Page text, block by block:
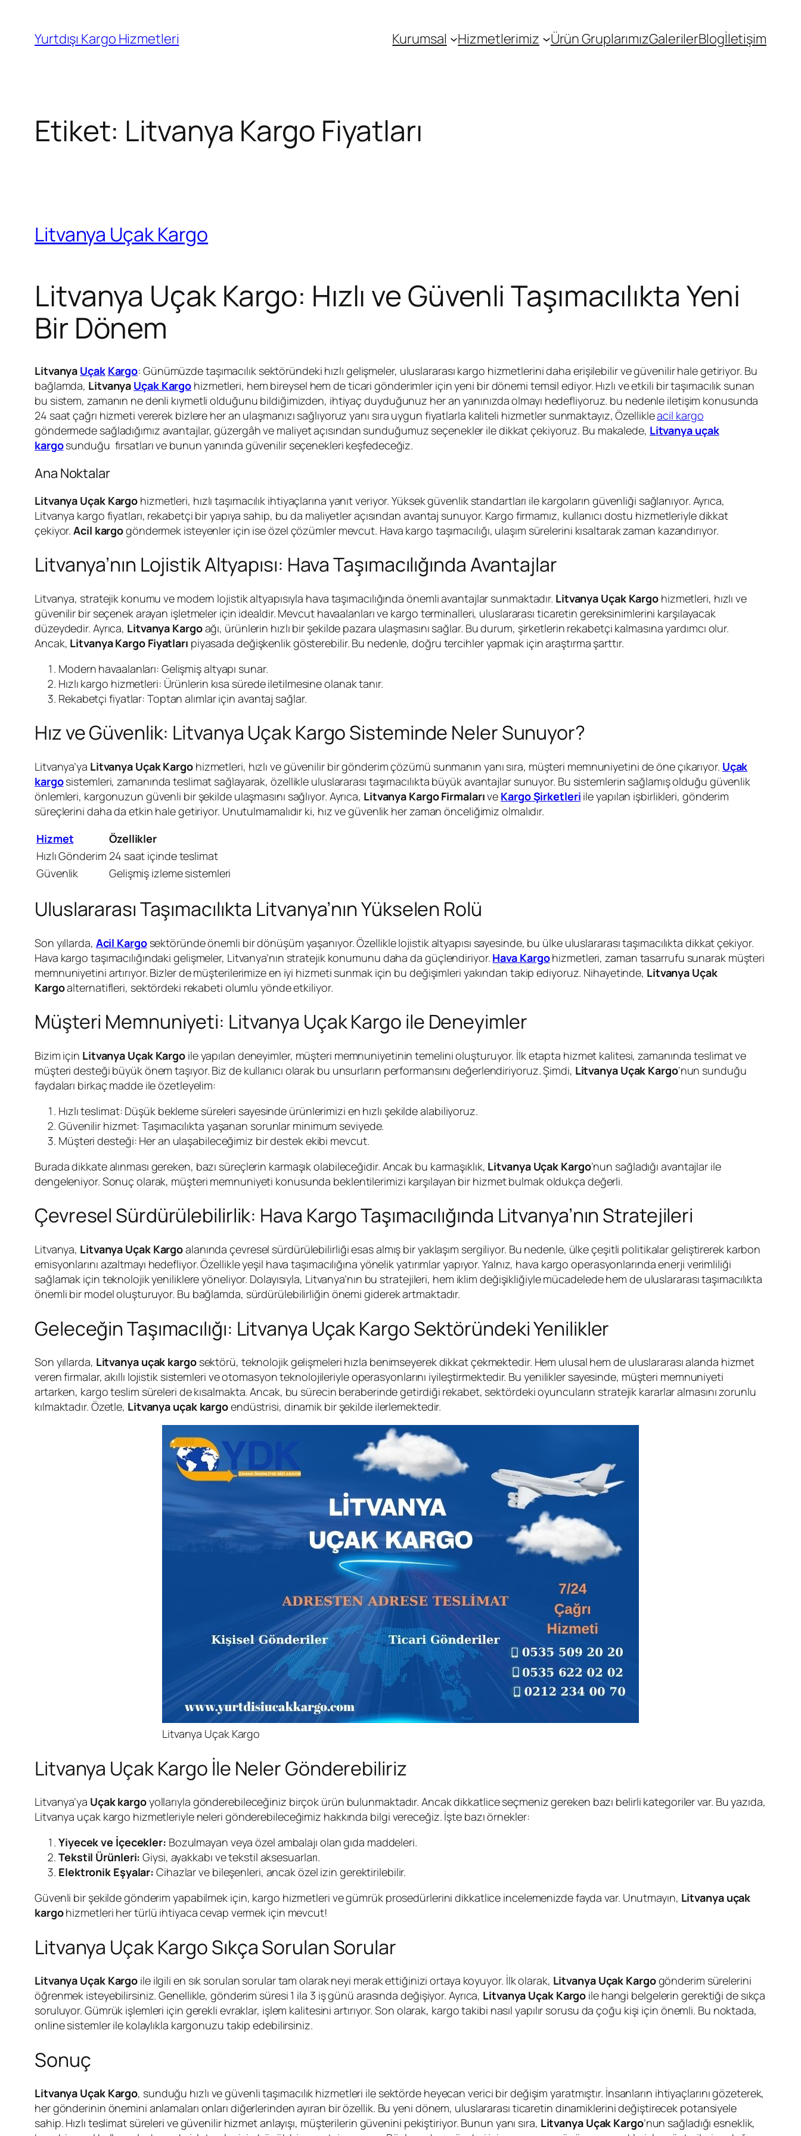
Yurtdışı Kargo Hizmetleri Kurumsal Hizmetlerimiz Ürün GruplarımızGalerilerBlogİletişim
Etiket: Litvanya Kargo Fiyatları
Litvanya Uçak Kargo
Litvanya Uçak Kargo: Hızlı ve Güvenli Taşımacılıkta Yeni
Bir Dönem
Litvanya Uçak Kargo: Günümüzde taşımacılık sektöründeki hızlı gelişmeler, uluslararası kargo hizmetlerini daha erişilebilir ve güvenilir hale getiriyor. Bu
bağlamda, Litvanya Uçak Kargo hizmetleri, hem bireysel hem de ticari gönderimler için yeni bir dönemi temsil ediyor. Hızlı ve etkili bir taşımacılık sunan
bu sistem, zamanın ne denli kıymetli olduğunu bildiğimizden, ihtiyaç duyduğunuz her an yanınızda olmayı hedefliyoruz. bu nedenle iletişim konusunda
24 saat çağrı hizmeti vererek bizlere her an ulaşmanızı sağlıyoruz yanı sıra uygun fiyatlarla kaliteli hizmetler sunmaktayız, Özellikleacil kargo
göndermede sağladığımız avantajlar, güzergâh ve maliyet açısından sunduğumuz seçenekler ile dikkat çekiyoruz. Bu makalede, Litvanya uçak
kargosunduğu fırsatları ve bunun yanında güvenilir seçenekleri keşfedeceğiz.
Ana Noktalar
Litvanya Uçak Kargo hizmetleri, hızlı taşımacılık ihtiyaçlarına yanıt veriyor. Yüksek güvenlik standartları ile kargoların güvenliği sağlanıyor. Ayrıca,
Litvanya kargo fiyatları, rekabetçi bir yapıya sahip, bu da maliyetler açısından avantaj sunuyor. Kargo firmamız, kullanıcı dostu hizmetleriyle dikkat
çekiyor.Acil kargogöndermek isteyenler için ise özel çözümler mevcut. Hava kargo taşımacılığı, ulaşım sürelerini kısaltarak zaman kazandırıyor.
Litvanya’nın Lojistik Altyapısı: Hava Taşımacılığında Avantajlar
Litvanya, stratejik konumu ve modern lojistik altyapısıyla hava taşımacılığında önemli avantajlar sunmaktadır. Litvanya Uçak Kargo hizmetleri, hızlı ve
güvenilir bir seçenek arayan işletmeler için idealdir. Mevcut havaalanları ve kargo terminalleri, uluslararası ticaretin gereksinimlerini karşılayacak
düzeydedir. Ayrıca, Litvanya Kargoağı, ürünlerin hızlı bir şekilde pazara ulaşmasını sağlar. Bu durum, şirketlerin rekabetçi kalmasına yardımcı olur.
Ancak, Litvanya Kargo Fiyatları piyasada değişkenlik gösterebilir. Bu nedenle, doğru tercihler yapmak için araştırma şarttır.
Modern havaalanları: Gelişmiş altyapı sunar.
Hızlı kargo hizmetleri: Ürünlerin kısa sürede iletilmesine olanak tanır.
Rekabetçi fiyatlar: Toptan alımlar için avantaj sağlar.
Hız ve Güvenlik: Litvanya Uçak Kargo Sisteminde Neler Sunuyor?
Litvanya’ya Litvanya Uçak Kargohizmetleri, hızlı ve güvenilir bir gönderim çözümü sunmanın yanı sıra, müşteri memnuniyetini de öne çıkarıyor. Uçak
kargosistemleri, zamanında teslimat sağlayarak, özellikle uluslararası taşımacılıkta büyük avantajlar sunuyor. Bu sistemlerin sağlamış olduğu güvenlik
önlemleri, kargonuzun güvenli bir şekilde ulaşmasını sağlıyor. Ayrıca, Litvanya Kargo Firmalarıve Kargo Şirketleri ile yapılan işbirlikleri, gönderim
süreçlerini daha da etkin hale getiriyor. Unutulmamalıdır ki, hız ve güvenlik her zaman önceliğimiz olmalıdır.
Hizmet
Özellikler
Hızlı Gönderim 24 saat içinde teslimat
Güvenlik
Gelişmiş izleme sistemleri
Uluslararası Taşımacılıkta Litvanya’nın Yükselen Rolü
Son yıllarda, Acil Kargosektöründe önemli bir dönüşüm yaşanıyor. Özellikle lojistik altyapısı sayesinde, bu ülke uluslararası taşımacılıkta dikkat çekiyor.
Hava kargo taşımacılığındaki gelişmeler, Litvanya’nın stratejik konumunu daha da güçlendiriyor. Hava Kargohizmetleri, zaman tasarrufu sunarak müşteri
memnuniyetini artırıyor. Bizler de müşterilerimize en iyi hizmeti sunmak için bu değişimleri yakından takip ediyoruz. Nihayetinde, Litvanya Uçak
Kargoalternatifleri, sektördeki rekabeti olumlu yönde etkiliyor.
Müşteri Memnuniyeti: Litvanya Uçak Kargo ile Deneyimler
Bizim için Litvanya Uçak Kargo ile yapılan deneyimler, müşteri memnuniyetinin temelini oluşturuyor. İlk etapta hizmet kalitesi, zamanında teslimat ve
müşteri desteği büyük önem taşıyor. Biz de kullanıcı olarak bu unsurların performansını değerlendiriyoruz. Şimdi, Litvanya Uçak Kargo‘nun sunduğu
faydaları birkaç madde ile özetleyelim:
Hızlı teslimat: Düşük bekleme süreleri sayesinde ürünlerimizi en hızlı şekilde alabiliyoruz.
Güvenilir hizmet: Taşımacılıkta yaşanan sorunlar minimum seviyede.
Müşteri desteği: Her an ulaşabileceğimiz bir destek ekibi mevcut.
Burada dikkate alınması gereken, bazı süreçlerin karmaşık olabileceğidir. Ancak bu karmaşıklık, Litvanya Uçak Kargo‘nun sağladığı avantajlar ile
dengeleniyor. Sonuç olarak, müşteri memnuniyeti konusunda beklentilerimizi karşılayan bir hizmet bulmak oldukça değerli.
Çevresel Sürdürülebilirlik: Hava Kargo Taşımacılığında Litvanya’nın Stratejileri
Litvanya, Litvanya Uçak Kargoalanında çevresel sürdürülebilirliği esas almış bir yaklaşım sergiliyor. Bu nedenle, ülke çeşitli politikalar geliştirerek karbon
emisyonlarını azaltmayı hedefliyor. Özellikle yeşil hava taşımacılığına yönelik yatırımlar yapıyor. Yalnız, hava kargo operasyonlarında enerji verimliliği
sağlamak için teknolojik yeniliklere yöneliyor. Dolayısıyla, Litvanya’nın bu stratejileri, hem iklim değişikliğiyle mücadelede hem de uluslararası taşımacılıkta
önemli bir model oluşturuyor. Bu bağlamda, sürdürülebilirliğin önemi giderek artmaktadır.
Geleceğin Taşımacılığı: Litvanya Uçak Kargo Sektöründeki Yenilikler
Son yıllarda, Litvanya uçak kargosektörü, teknolojik gelişmeleri hızla benimseyerek dikkat çekmektedir. Hem ulusal hem de uluslararası alanda hizmet
veren firmalar, akıllı lojistik sistemleri ve otomasyon teknolojileriyle operasyonlarını iyileştirmektedir. Bu yenilikler sayesinde, müşteri memnuniyeti
artarken, kargo teslim süreleri de kısalmakta. Ancak, bu sürecin beraberinde getirdiği rekabet, sektördeki oyuncuların stratejik kararlar almasını zorunlu
kılmaktadır. Özetle, Litvanya uçak kargoendüstrisi, dinamik bir şekilde ilerlemektedir.
Litvanya Uçak Kargo
Litvanya Uçak Kargo İle Neler Gönderebiliriz
Litvanya’ya Uçakkargoyollarıyla gönderebileceğiniz birçok ürün bulunmaktadır. Ancak dikkatlice seçmeniz gereken bazı belirli kategoriler var. Bu yazıda,
Litvanya uçak kargo hizmetleriyle neleri gönderebileceğimiz hakkında bilgi vereceğiz. İşte bazı örnekler:
Yiyecek ve İçecekler: Bozulmayan veya özel ambalajı olan gıda maddeleri.
Tekstil Ürünleri: Giysi, ayakkabı ve tekstil aksesuarları.
Elektronik Eşyalar: Cihazlar ve bileşenleri, ancak özel izin gerektirilebilir.
Güvenli bir şekilde gönderim yapabilmek için, kargo hizmetleri ve gümrük prosedürlerini dikkatlice incelemenizde fayda var. Unutmayın, Litvanya uçak
kargohizmetleri her türlü ihtiyaca cevap vermek için mevcut!
Litvanya Uçak Kargo Sıkça Sorulan Sorular
Litvanya Uçak Kargo ile ilgili en sık sorulan sorular tam olarak neyi merak ettiğinizi ortaya koyuyor. İlk olarak, Litvanya Uçak Kargogönderim sürelerini
öğrenmek isteyebilirsiniz. Genellikle, gönderim süresi 1 ila 3 iş günü arasında değişiyor. Ayrıca, Litvanya Uçak Kargo ile hangi belgelerin gerektiği de sıkça
soruluyor. Gümrük işlemleri için gerekli evraklar, işlem kalitesini artırıyor. Son olarak, kargo takibi nasıl yapılır sorusu da çoğu kişi için önemli. Bu noktada,
online sistemler ile kolaylıkla kargonuzu takip edebilirsiniz.
Sonuç
Litvanya Uçak Kargo, sunduğu hızlı ve güvenli taşımacılık hizmetleri ile sektörde heyecan verici bir değişim yaratmıştır. İnsanların ihtiyaçlarını gözeterek,
her gönderinin önemini anlamaları onları diğerlerinden ayıran bir özellik. Bu yeni dönem, uluslararası ticaretin dinamiklerini değiştirecek potansiyele
sahip. Hızlı teslimat süreleri ve güvenilir hizmet anlayışı, müşterilerin güvenini pekiştiriyor. Bunun yanı sıra, Litvanya Uçak Kargo’nun sağladığı esneklik,